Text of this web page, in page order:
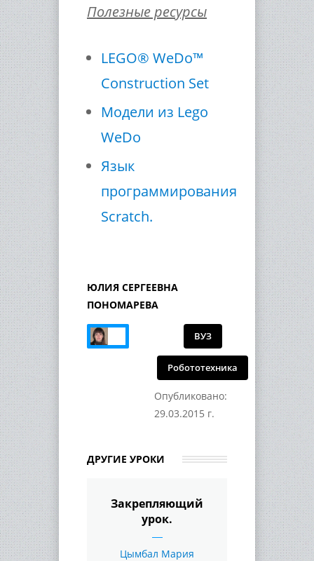
Полезные ресурсы
LEGO® WeDo™
Construction Set
Модели из Lego
WeDo
Язык
программирования
Scratch.
ЮЛИЯ СЕРГЕЕВНА
ПОНОМАРЕВА
ВУЗ
Робототехника
Опубликовано:
29.03.2015 г.
ДРУГИЕ УРОКИ
Закрепляющий
урок.
Цымбал Мария